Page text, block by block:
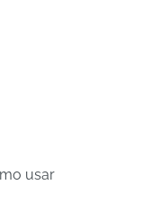
usar